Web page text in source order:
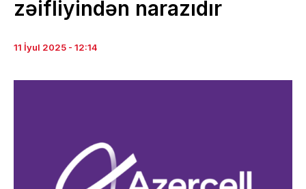
zəifliyindən narazıdır
11 İyul 2025 - 12:14